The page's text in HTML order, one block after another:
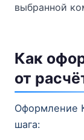
выбранной
Как
от
Оформление
шага: